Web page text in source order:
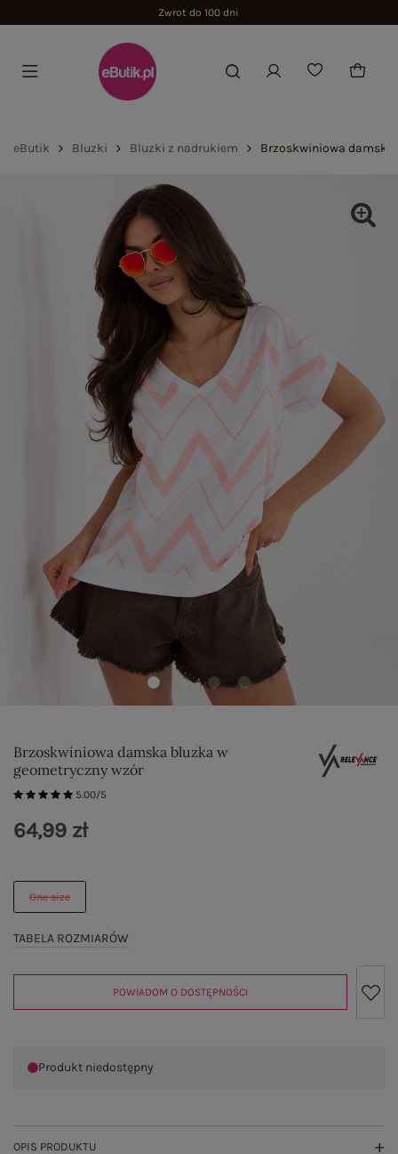
Zwrot do 100 dni
eButik Bluzki Bluzki z nadrukiem Brzoskwiniowa
Brzoskwiniowa damska bluzka w
geometryczny wzór
5.00/5
One size
TABELA ROZMIARÓW
64,99 zł
POWIADOM O DOSTĘPNOŚCI
Produkt niedostępny
OPIS PRODUKTU